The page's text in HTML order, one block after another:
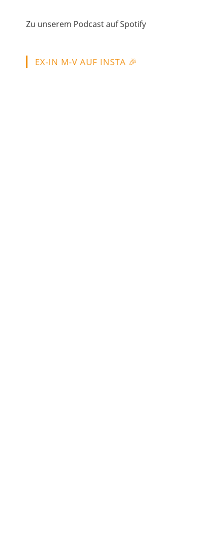
Spotify
TEILEN
EMBED
Zu unserem Podcast auf Spotify
EX-IN M-V AUF INSTA 🎉